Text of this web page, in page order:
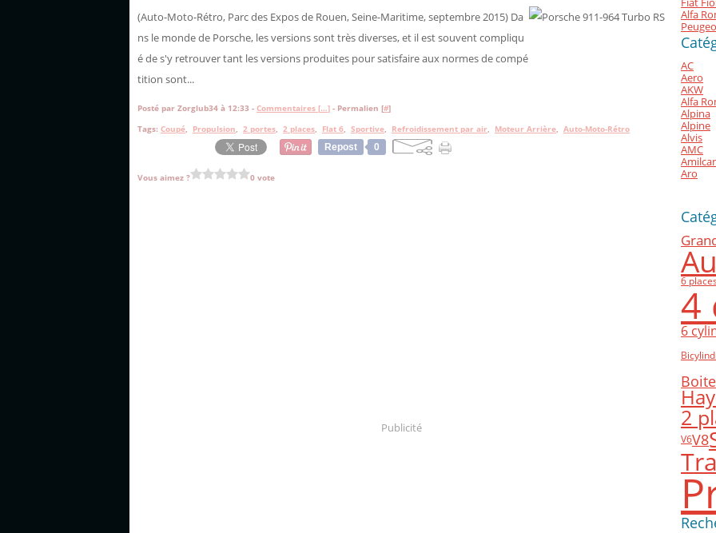
(Auto-Moto-Rétro, Parc des Expos de Rouen, Seine-Maritime, septembre 2015) Da
ns le monde de Porsche, les versions sont très diverses, et il est souvent compliqu
é de s'y retrouver tant les versions produites pour satisfaire aux normes de compé
tition sont...
Posté par Zorglub34 à 12:33 - Commentaires […] - Permalien [#]
Tags: Coupé, Propulsion, 2 portes, 2 places, Flat 6, Sportive, Refroidissement par air, Moteur Arrière, Auto-Moto-Rétro
Repost
0
Vous aimez ? 0 vote
Publicité
Alfa
AC
Aero
AKW
Alfa
Alpina
Alpine
Alvis
AMC
Amilcar
Aro
6
4
6
2
V6V8